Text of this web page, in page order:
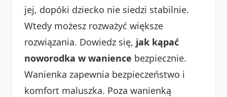
jej, dopóki dziecko nie siedzi stabilnie.
Wtedy możesz rozważyć większe
rozwiązania. Dowiedz się, jak kąpać
noworodka w wanience bezpiecznie.
Wanienka zapewnia bezpieczeństwo i
komfort maluszka. Poza wanienką